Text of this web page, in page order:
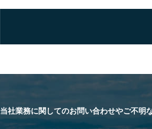
当社業務に関してのお問い合わせやご不明